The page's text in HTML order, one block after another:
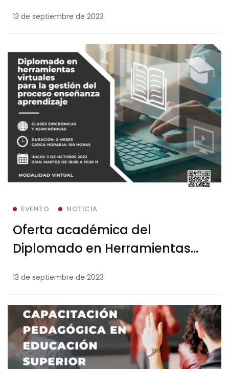
13 de septiembre de 2023
EVENTO NOTICIA
Oferta académica del
Diplomado en Herramientas
Proceso Enseñanza Aprendizaje
13 de septiembre de 2023